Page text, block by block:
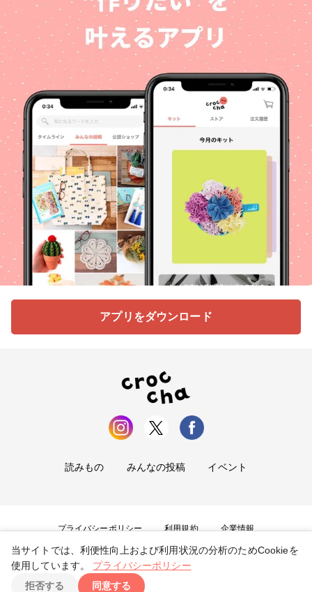
アプリをダウンロード
読みもの みんなの投稿 イベント
プライバシーポリシー 利用規約 企業情報
お問い合わせ
Copyright ©2026tryangle Co., Ltd. All Rights Reserved.
当サイトでは、利便性向上および利用状況の分析のためCookieを
使用しています。
プライバシーポリシー
拒否する
同意する